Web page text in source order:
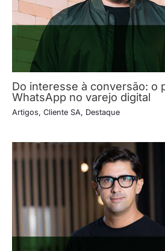
Do interesse à conversão: o
WhatsApp no varejo digital
Artigos, Cliente SA, Destaque